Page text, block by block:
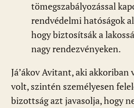
tömegszabályozással
rendvédelmi hatóságok
hogy biztosítsák a
nagy rendezvényeken.
Já’ákov Avitant, aki
volt, szintén személyesen
bizottság azt javasolja, hogy